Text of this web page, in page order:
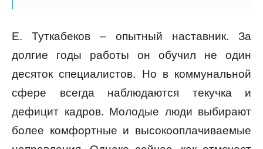
Е. Туткабеков – опытный наставник. За
долгие годы работы он обучил не один
десяток специалистов. Но в коммунальной
сфере всегда наблюдаются текучка и
дефицит кадров. Молодые люди выбирают
более комфортные и высокооплачиваемые